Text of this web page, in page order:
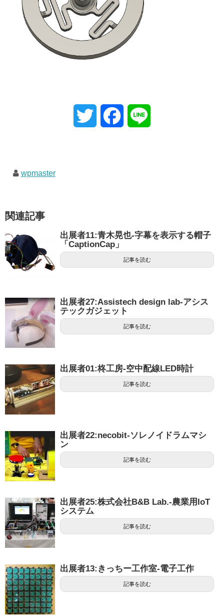
e
r
o
o
wpmaster
関連記事
出展者11:青木晃也-字幕を表示する帽子
「CaptionCap」
記事を読む
出展者27:Assistech design lab-アシス
テックガジェット
記事を読む
出展者01:柊工房-空中配線LED時計
記事を読む
出展者22:necobit-ソレノイドラムマシ
ン
記事を読む
出展者25:株式会社B&B Lab.-農業用IoT
システム
記事を読む
出展者13:きっちー工作室-電子工作
記事を読む